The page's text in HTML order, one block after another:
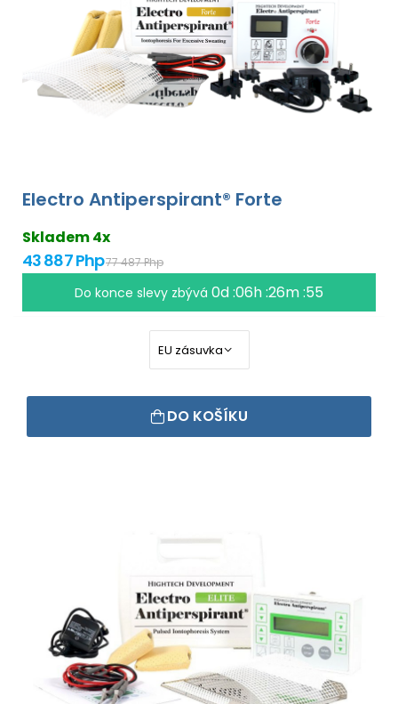
Electro Antiperspirant® Forte
Skladem 4x
43 887 Php77 487 Php
Do konce slevy zbývá 0d :06h :26m :54
DO KOŠÍKU